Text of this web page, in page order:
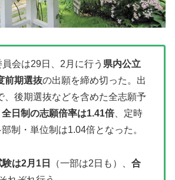
会は29日、2月に行う 県内公立
前期選抜の出願を締め切った。出
、後期選抜などを含めた全志願予
全日制の志願倍率は1.41倍、定時
制・単位制は1.04倍となった。
験は2月1日 （一部は2日も）、 合